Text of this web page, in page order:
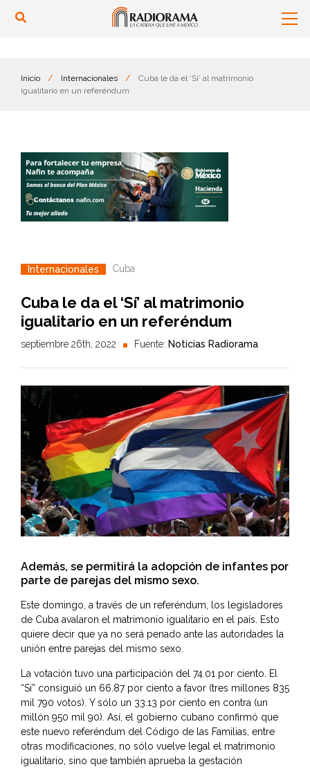
Inicio / Internacionales /
Cuba le da el ‘Sí’ al matrimonio
igualitario en un referéndum
Internacionales Cuba
Cuba le da el ‘Sí’ al matrimonio
igualitario en un referéndum
septiembre 26th, 2022 Fuente: Noticias Radiorama
Además, se permitirá la adopción de infantes por
parte de parejas del mismo sexo.
Este domingo, a través de un referéndum, los legisladores
de Cuba avalaron el matrimonio igualitario en el país. Esto
quiere decir que ya no será penado ante las autoridades la
unión entre parejas del mismo sexo.
La votación tuvo una participación del 74.01 por ciento. El
“Sí” consiguió un 66.87 por ciento a favor (tres millones 835
mil 790 votos). Y sólo un 33.13 por ciento en contra (un
millón 950 mil 90). Así, el gobierno cubano confirmó que
este nuevo referéndum del Código de las Familias, entre
otras modificaciones, no sólo vuelve legal el matrimonio
igualitario, sino que también aprueba la gestación